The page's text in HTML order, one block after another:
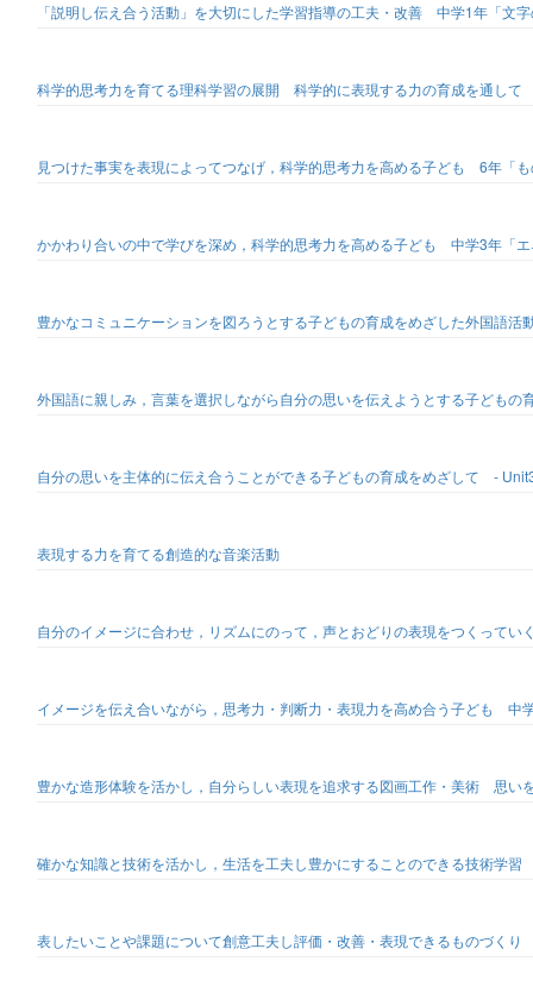
「説明し伝え合う活動」を大切にした学習指導の工夫・改善 中学1年「文
科学的思考力を育てる理科学習の展開 科学的に表現する力の育成を通して
見つけた事実を表現によってつなげ，科学的思考力を高める子ども 6年「
かかわり合いの中で学びを深め，科学的思考力を高める子ども 中学3年「
豊かなコミュニケーションを図ろうとする子どもの育成をめざした外国語活
外国語に親しみ，言葉を選択しながら自分の思いを伝えようとする子ども
自分の思いを主体的に伝え合うことができる子どもの育成をめざして -
表現する力を育てる創造的な音楽活動
自分のイメージに合わせ，リズムにのって，声とおどりの表現をつくって
イメージを伝え合いながら，思考力・判断力・表現力を高め合う子ども 中
豊かな造形体験を活かし，自分らしい表現を追求する図画工作・美術 思い
確かな知識と技術を活かし，生活を工夫し豊かにすることのできる技術学
表したいことや課題について創意工夫し評価・改善・表現できるものづく